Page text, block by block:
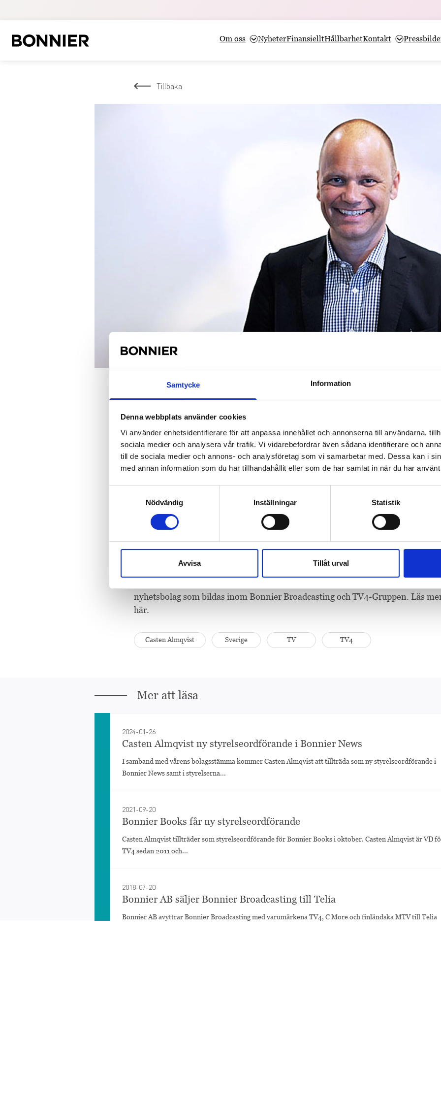
Samtycke Information
Denna webbplats använder cookies
Vi använder enhetsidentifierare för att anpassa innehållet och annonserna till användarna,
sociala medier och analysera vår trafik. Vi vidarebefordrar även sådana identifierare och
till de sociala medier och annons- och analysföretag som vi samarbetar med. Dessa kan i
med annan information som du har tillhandahållit eller som de har samlat in när du har
Nödvändig
Inställningar Statistik
Avvisa Tillåt urval
Om oss NyheterFinansielltHållbarhetKontakt
Tillbaka
Nyheter
Casten Almqvist blir ny vd för TV4-
Efter 10 år som vd på TV4-Gruppen lämnar nu Jan Scherman posten. Han
Almqvist, som idag är vd för Dagens industri, Bonnier Business Press och
– TV4 har en unik position hos den svenska publiken, som medarbetare och
genom att först och främst göra riktigt bra program. Dessutom har man
ett välskött och modernt företag med över 40 tv-kanaler, betal-tv och digitala
kan intetänka mig något roligare än att försöka bidra till att fortsättningen blir
nyhetsbolag som bildas inom Bonnier Broadcasting och TV4-Gruppen. Läs
här.
Casten Almqvist Sverige TV TV4
Mer att läsa
2024-01-26
Casten Almqvist ny styrelseordförande i Bonnier News
I samband med vårens bolagsstämma kommer Casten Almqvist att tillträda som ny styrelseordförande i
Bonnier News samt i styrelserna...
2021-09-20
Bonnier Books får ny styrelseordförande
Casten Almqvist tillträder som styrelseordförande för Bonnier Books i oktober. Casten Almqvist är VD
TV4 sedan 2011 och...
2018-07-20
Bonnier AB säljer Bonnier Broadcasting till Telia
Bonnier AB avyttrar Bonnier Broadcasting med varumärkena TV4, C More och finländska MTV till Telia